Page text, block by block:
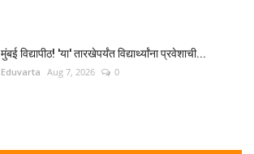
मुंबई विद्यापीठ! 'या' तारखेपर्यंत विद्यार्थ्यांना प्रवेशाची...
Eduvarta Aug 7, 2026 0